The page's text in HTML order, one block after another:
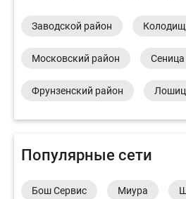
Заводской район
Московский район Сеница
Фрунзенский район
Популярные сети
Бош Сервис Миура